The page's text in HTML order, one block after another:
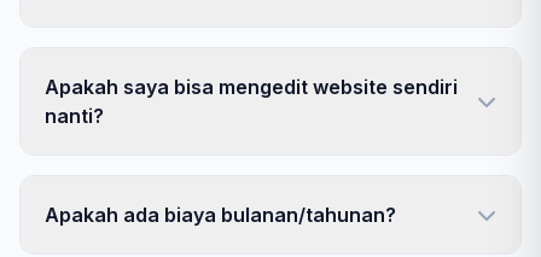
Apakah saya bisa mengedit website sendiri
nanti?
Apakah ada biaya bulanan/tahunan?